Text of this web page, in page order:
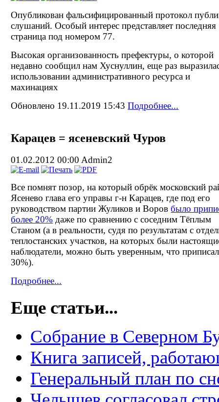
Опубликован фальсифицированный протокол
слушаний. Особый интерес представляет последняя
страница под номером 77.
Высокая организованность префектуры, о которой
недавно сообщил нам Хуснуллин, еще раз
использовании административного ресурса и
махинациях
Обновлено 19.11.2019 15:43Подробнее...
Карацев = ясеневский Чуров
01.02.2012 00:00 Admin2
Все помнят позор, на который обрёк московский
Ясенево глава его управы г-н Карацев, где под его
руководством партии Жуликов и Воровбыло
более 20% даже по сравнению с соседним Тёплым
Станом (а в реальности, судя по результатам с
теплостанских участков, на которых были
наблюдатели, можно быть уверенным, что
30%).
Подробнее...
Еще статьи...
Собрание в Северном
Книга записей,
Генеральный план по